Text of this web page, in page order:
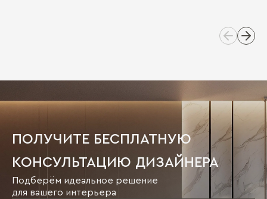
ПОЛУЧИТЕ БЕСПЛАТНУЮ
КОНСУЛЬТАЦИЮ ДИЗАЙНЕРА
Подберём идеальное решение
для вашего интерьера